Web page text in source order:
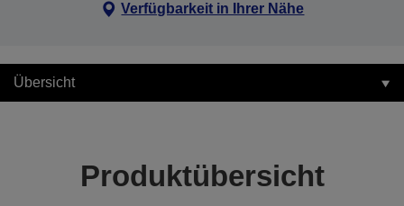
Verfügbarkeit in Ihrer Nähe
Übersicht
Produktübersicht